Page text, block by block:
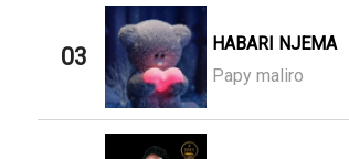
03
HABARI NJEMA
Papy maliro